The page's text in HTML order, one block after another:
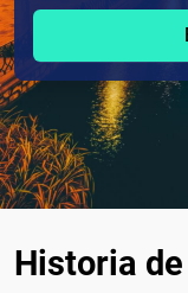
Historia